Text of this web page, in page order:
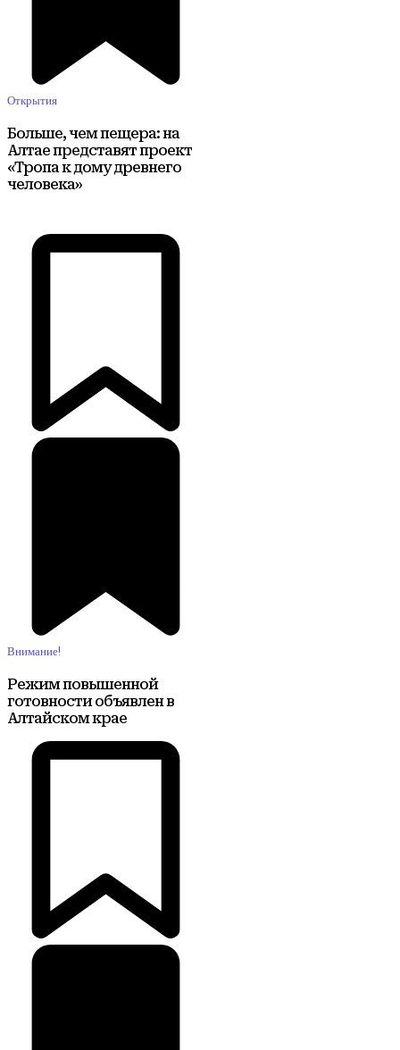
Открытия
Больше, чем пещера: на
Алтае представят проект
«Тропа к дому древнего
человека»
Внимание!
Режим повышенной
готовности объявлен в
Алтайском крае